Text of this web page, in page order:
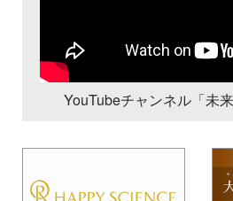
YouTubeチャンネル「未